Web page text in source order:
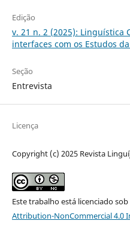
Edição
v. 21 n. 2 (2025): Linguística
interfaces com os Estudos
Seção
Entrevista
Licença
Copyright (c) 2025 Revista
Este trabalho está licenciado
Attribution-NonCommercial 4.0